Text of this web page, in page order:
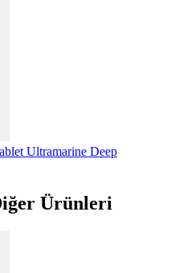
Ultramarine Deep
Ürünleri